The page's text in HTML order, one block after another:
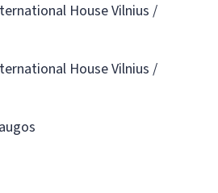
House Vilnius /
House Vilnius /